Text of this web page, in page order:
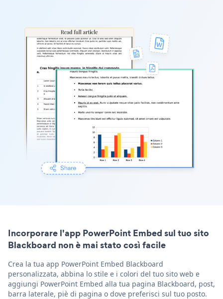
Incorporare l'app PowerPoint Embed sul tuo sito
Blackboard non è mai stato così facile
Crea la tua app PowerPoint Embed Blackboard
personalizzata, abbina lo stile e i colori del tuo sito web e
aggiungi PowerPoint Embed alla tua pagina Blackboard, post,
barra laterale, piè di pagina o dove preferisci sul tuo posto.